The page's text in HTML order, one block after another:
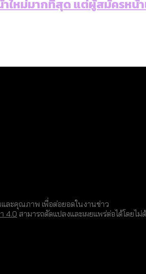
ใหม่มากที่สุด แต่ผู้สมัครห
ละคุณภาพ เพื่อต่อยอดในงานข่าว
4.0 สามารถดัดแปลงและเผยแพร่ต่อได้โดย